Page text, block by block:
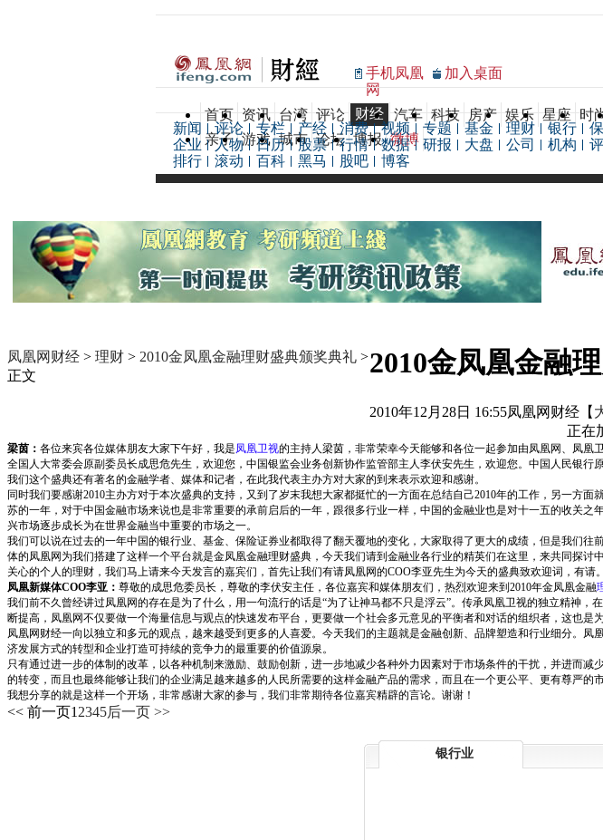
手机凤凰
网
加入桌面
首页 资讯 台湾 评论 财经 汽车 科技 房产 娱乐 星座 时
亲子 游戏 城市 论坛 博报 微博
新闻 评论 专栏 产经 消费 视频 专题 基金 理财 银行
企业
人物 日历 股票 行情 数据 研报 大盘 公司 机构
排行
滚动 百科 黑马 股吧 博客
凤凰网财经 > 理财 > 2010金凤凰金融理财盛典颁奖典礼 >
正文
2010金凤凰金融
2010年12月28日 16:55凤凰网财经 【
正在
梁茵： 各位来宾各位媒体朋友大家下午好，我是凤凰卫视的主持人梁茵，非常荣幸今天能够和各位一起参加由凤凰网、凤凰
全国人大常委会原副委员长成思危先生，欢迎您，中国银监会业务创新协作监管部主人李伏安先生，欢迎您。中国人民银行
我们这个盛典还有著名的金融学者、媒体和记者，在此我代表主办方对大家的到来表示欢迎和感谢。
同时我们要感谢2010主办方对于本次盛典的支持，又到了岁末我想大家都挺忙的一方面在总结自己2010年的工作，另一方
苏的一年，对于中国金融市场来说也是非常重要的承前启后的一年，跟很多行业一样，中国的金融业也是对十一五的收关
兴市场逐步成长为在世界金融当中重要的市场之一。
我们可以说在过去的一年中国的银行业、基金、保险证券业都取得了翻天覆地的变化，大家取得了更大的成绩，但是我们
体的凤凰网为我们搭建了这样一个平台就是金凤凰金融理财盛典，今天我们请到金融业各行业的精英们在这里，来共同探
关心的个人的理财，我们马上请来今天发言的嘉宾们，首先让我们有请凤凰网的COO李亚先生为今天的盛典致欢迎词，有请。
凤凰新媒体COO李亚： 尊敬的成思危委员长，尊敬的李伏安主任，各位嘉宾和媒体朋友们，热烈欢迎来到2010年金凤凰金融
我们前不久曾经讲过凤凰网的存在是为了什么，用一句流行的话是“为了让神马都不只是浮云”。传承凤凰卫视的独立精神
断提高，凤凰网不仅要做一个海量信息与观点的快速发布平台，更要做一个社会多元意见的平衡者和对话的组织者，这也是
凤凰网财经一向以独立和多元的观点，越来越受到更多的人喜爱。今天我们的主题就是金融创新、品牌塑造和行业细分。
济发展方式的转型和企业打造可持续的竞争力的最重要的价值源泉。
只有通过进一步的体制的改革，以各种机制来激励、鼓励创新，进一步地减少各种外力因素对于市场条件的干扰，并进而
的转变，而且也最终能够让我们的企业满足越来越多的人民所需要的这样金融产品的需求，而且在一个更公平、更有尊严的
我想分享的就是这样一个开场，非常感谢大家的参与，我们非常期待各位嘉宾精辟的言论。谢谢！
<< 前一页1 2345后一页 >>
银行业